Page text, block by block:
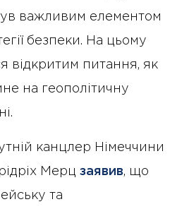
важливим елементом
безпеки. На цьому
відкритим питання, як
на геополітичну
канцлер Німеччини
Мерц заявив, що
та